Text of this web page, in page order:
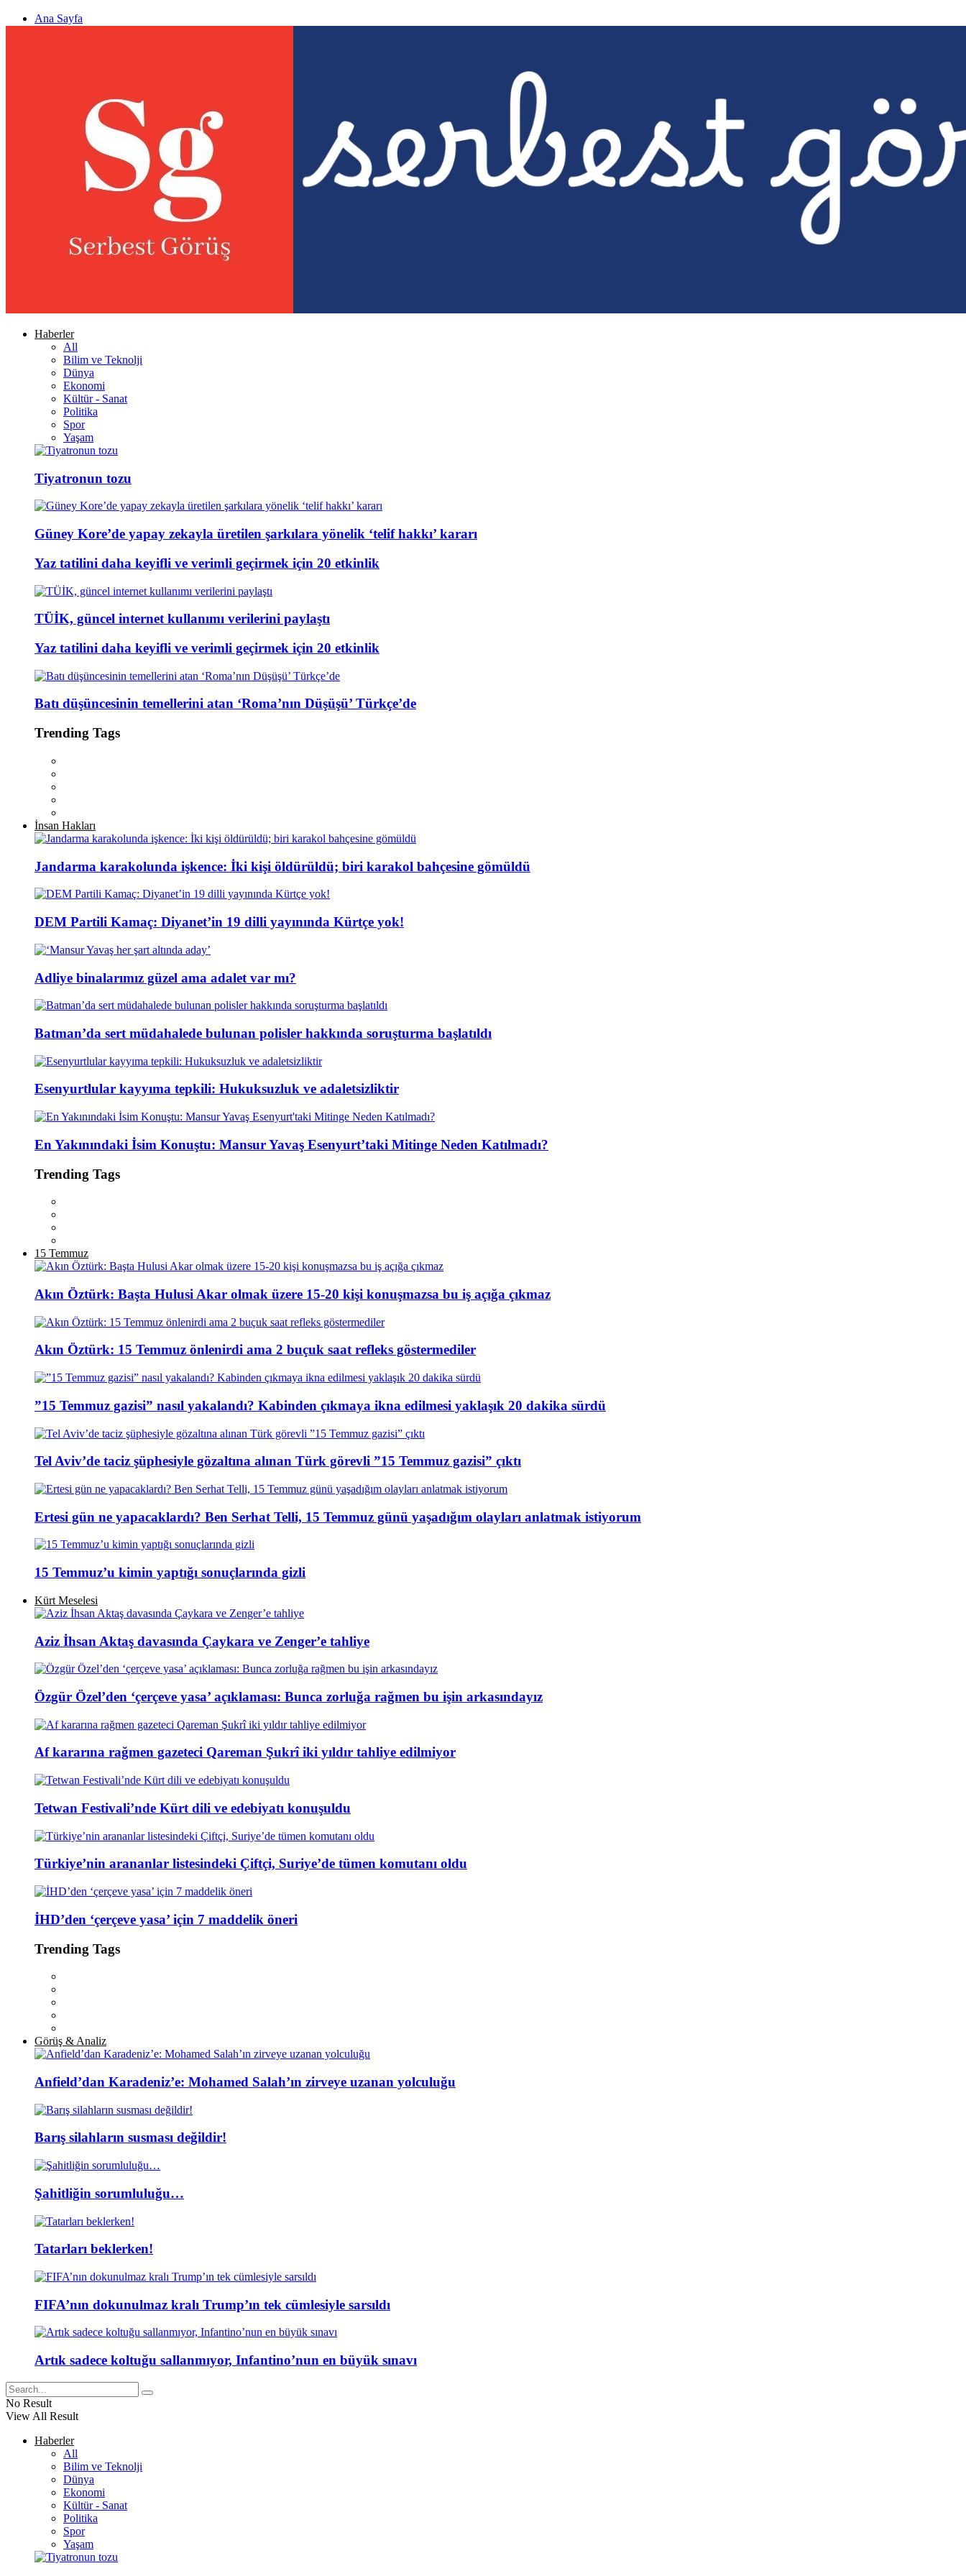
Ana Sayfa
Haberler
All
Bilim ve Teknolji
Dünya
Ekonomi
Kültür - Sanat
Politika
Spor
Yaşam
Tiyatronun tozu
Güney Kore’de yapay zekayla üretilen şarkılara yönelik ‘telif hakkı’ kararı
Yaz tatilini daha keyifli ve verimli geçirmek için 20 etkinlik
TÜİK, güncel internet kullanımı verilerini paylaştı
Yaz tatilini daha keyifli ve verimli geçirmek için 20 etkinlik
Batı düşüncesinin temellerini atan ‘Roma’nın Düşüşü’ Türkçe’de
Trending Tags
İnsan Hakları
Jandarma karakolunda işkence: İki kişi öldürüldü; biri karakol bahçesine gömüldü
DEM Partili Kamaç: Diyanet’in 19 dilli yayınında Kürtçe yok!
Adliye binalarımız güzel ama adalet var mı?
Batman’da sert müdahalede bulunan polisler hakkında soruşturma başlatıldı
Esenyurtlular kayyıma tepkili: Hukuksuzluk ve adaletsizliktir
En Yakınındaki İsim Konuştu: Mansur Yavaş Esenyurt’taki Mitinge Neden Katılmadı?
Trending Tags
15 Temmuz
Akın Öztürk: Başta Hulusi Akar olmak üzere 15-20 kişi konuşmazsa bu iş açığa çıkmaz
Akın Öztürk: 15 Temmuz önlenirdi ama 2 buçuk saat refleks göstermediler
”15 Temmuz gazisi” nasıl yakalandı? Kabinden çıkmaya ikna edilmesi yaklaşık 20 dakika sürdü
Tel Aviv’de taciz şüphesiyle gözaltına alınan Türk görevli ”15 Temmuz gazisi” çıktı
Ertesi gün ne yapacaklardı? Ben Serhat Telli, 15 Temmuz günü yaşadığım olayları anlatmak istiyorum
15 Temmuz’u kimin yaptığı sonuçlarında gizli
Kürt Meselesi
Aziz İhsan Aktaş davasında Çaykara ve Zenger’e tahliye
Özgür Özel’den ‘çerçeve yasa’ açıklaması: Bunca zorluğa rağmen bu işin arkasındayız
Af kararına rağmen gazeteci Qareman Şukrî iki yıldır tahliye edilmiyor
Tetwan Festivali’nde Kürt dili ve edebiyatı konuşuldu
Türkiye’nin arananlar listesindeki Çiftçi, Suriye’de tümen komutanı oldu
İHD’den ‘çerçeve yasa’ için 7 maddelik öneri
Trending Tags
Görüş & Analiz
Anfield’dan Karadeniz’e: Mohamed Salah’ın zirveye uzanan yolculuğu
Barış silahların susması değildir!
Şahitliğin sorumluluğu…
Tatarları beklerken!
FIFA’nın dokunulmaz kralı Trump’ın tek cümlesiyle sarsıldı
Artık sadece koltuğu sallanmıyor, Infantino’nun en büyük sınavı
No Result
View All Result
Haberler
All
Bilim ve Teknolji
Dünya
Ekonomi
Kültür - Sanat
Politika
Spor
Yaşam